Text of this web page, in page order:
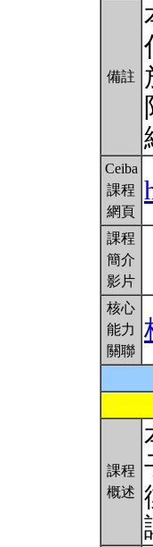
備註
Ceiba
課程
網頁
課程
簡介
影片
核心
能力
關聯
課程
概述